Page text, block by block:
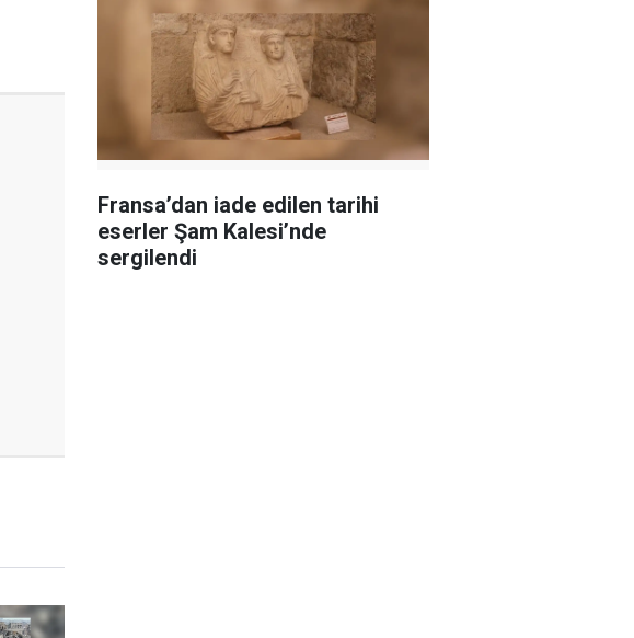
Fransa’dan iade edilen tarihi
eserler Şam Kalesi’nde
sergilendi